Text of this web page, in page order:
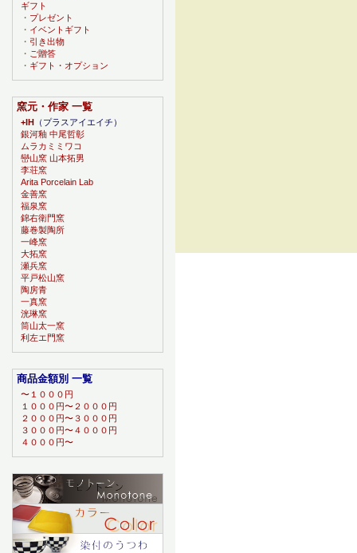
ギフト
・ プレゼント
・ イベントギフト
・ 引き出物
・ ご贈答
・ ギフト・オプション
窯元・作家 一覧
+IH
（プラスアイエイチ）
銀河釉 中尾哲彰
ムラカミミワコ
巒山窯 山本拓男
李荘窯
Arita Porcelain Lab
金善窯
福泉窯
錦右衛門窯
藤巻製陶所
一峰窯
大拓窯
瀬兵窯
平戸松山窯
陶房青
一真窯
洸琳窯
筒山太一窯
利左エ門窯
商品金額別 一覧
〜１０００円
１０００円〜２０００円
２０００円〜３０００円
３０００円〜４０００円
４０００円〜